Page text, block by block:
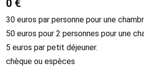
0 €
30 euros par personne pour une
50 euros pour 2 personnes pour une
5 euros par petit déjeuner.
chèque ou espèces